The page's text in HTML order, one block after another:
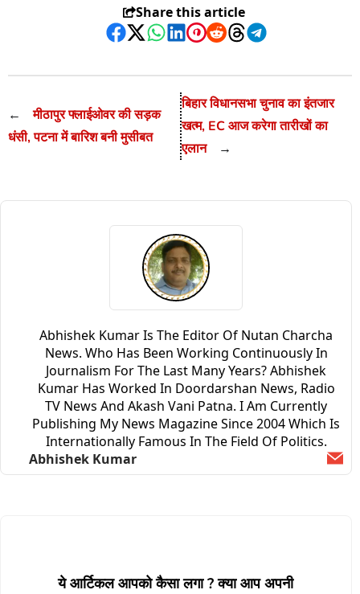
Share this article
Facebook
TwitterWhatsApp
LinkedInPinterest
RedditThreadsTelegram
←
मीठापुर फ्लाईओवर की सड़क
धंसी, पटना में बारिश बनी मुसीबत
बिहार विधानसभा चुनाव का इंतजार
खत्म, EC आज करेगा तारीखों का
एलान
→
Abhishek Kumar Is The Editor Of Nutan Charcha
News. Who Has Been Working Continuously In
Journalism For The Last Many Years? Abhishek
Kumar Has Worked In Doordarshan News, Radio
TV News And Akash Vani Patna. I Am Currently
Publishing My News Magazine Since 2004 Which Is
Internationally Famous In The Field Of Politics.
Abhishek Kumar
ये आर्टिकल आपको कैसा लगा ? क्या आप अपनी